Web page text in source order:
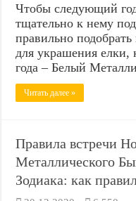
Чтобы следующий
тщательно к нему
правильно
для украшения елки,
года – Белый
Читать далее »
Правила встречи
Металлического
Зодиака: как